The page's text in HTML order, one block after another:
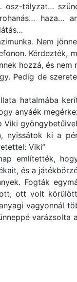
osz-tályzat…
haza…
Nem
Kérdezték,
hozzá, és nem
Pedig de
hatalmába
anyáék
Viki
nyissátok ki a
Viki”
említették,
és a
Fogták
ott volt
vagyonnál